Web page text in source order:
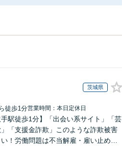
茨城県
徒歩1分営業時間：本日定休日
手駅徒歩1分】「出会い系サイト」「芸
「支援金詐欺」このような詐欺被害
！労働問題は不当解雇・雇い止め・